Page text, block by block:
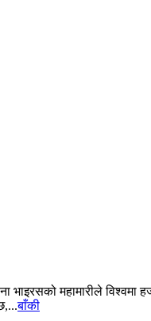
भाइरसको महामारीले
बाँकी